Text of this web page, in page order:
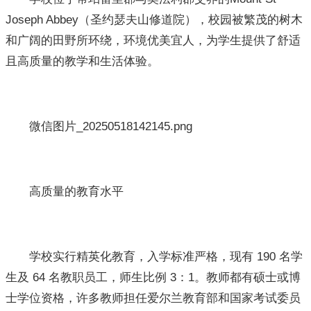
Joseph Abbey（圣约瑟夫山修道院），校园被繁茂的树木
和广阔的田野所环绕，环境优美宜人，为学生提供了舒适
且高质量的教学和生活体验。
微信图片_20250518142145.png
高质量的教育水平
学校实行精英化教育，入学标准严格，现有 190 名学
生及 64 名教职员工，师生比例 3：1。教师都有硕士或博
士学位资格，许多教师担任爱尔兰教育部和国家考试委员